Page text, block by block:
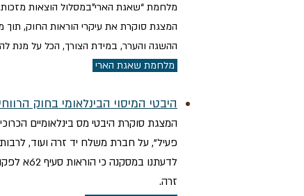
מלחמת “שאגת הארי”במסלול הוצאות
המצגת סוקרת את עיקרי הוראות החוק,
ההשגה והערר, במידת הצורך, הכל על מנת
מלחמת שאגת הארי
היבטי המיסוי הבינלאומי בחוק
פעיל", על חברת משלח יד זרה ועוד,
לדעתנו
זרה.